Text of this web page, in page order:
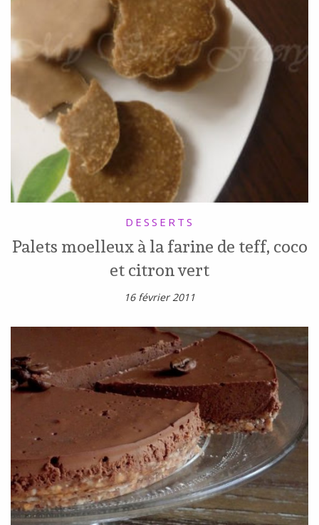
DESSERTS
Palets moelleux à la farine de teff, coco
et citron vert
16 février 2011